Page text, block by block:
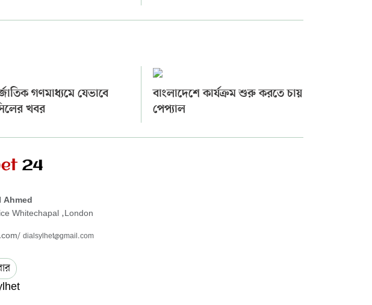
গণমাধ্যমে যেভাবে
খবর
বাংলাদেশে কার্যক্রম শুরু করতে চায়
পেপ্যাল
Ahmed
Whitechapal ,London
dialsylhet@gmail.com